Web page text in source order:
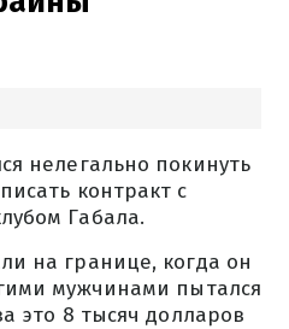
нелегально покинуть
контракт с
Габала.
на границе, когда он
мужчинами пытался
это 8 тысяч долларов